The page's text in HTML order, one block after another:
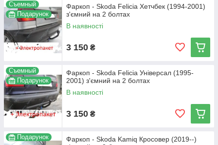
Съемный
Подарунок
Фаркоп - Skoda Felicia Хетчбек (1994-2001)
з'ємний на 2 болтах
В наявності
3 150 ₴
Съемный
Подарунок
Фаркоп - Skoda Felicia Універсал (1995-
2001) з'ємний на 2 болтах
В наявності
3 150 ₴
Подарунок
Фаркоп - Skoda Kamiq Кросовер (2019--)